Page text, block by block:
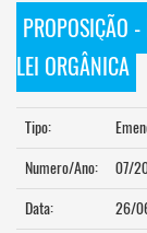
PROPOSIÇÃO
LEI ORGÂNICA
Tipo:
Numero/Ano:
07/
Data:
26/